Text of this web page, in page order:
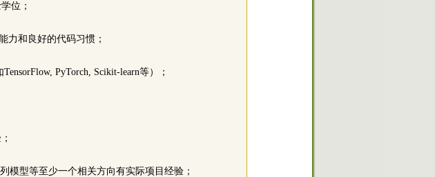
位；
力和良好的代码习惯；
PyTorch, Scikit-learn等）；
模型等至少一个相关方向有实际项目经验；